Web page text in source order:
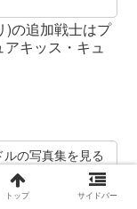
)の追加戦士はプ
キッス・キュ
の写真集を見る
の中身を無料で
トップ サイドバー